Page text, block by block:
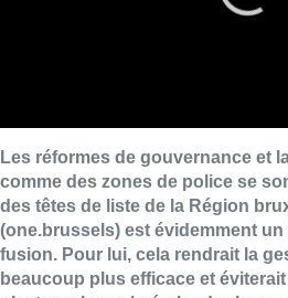
n’est pas le seul néerlandophone
Ainsi, Bianca Debaets (CD&V)
l’ancien ministre de l’Intérieur, Jan
procédé à la fusion des zones de
se faire avec un simple arrêté
Nous avons demandé à une
qui semble majeure pouvait être
la constitution et sans l’ouverture
houleux.